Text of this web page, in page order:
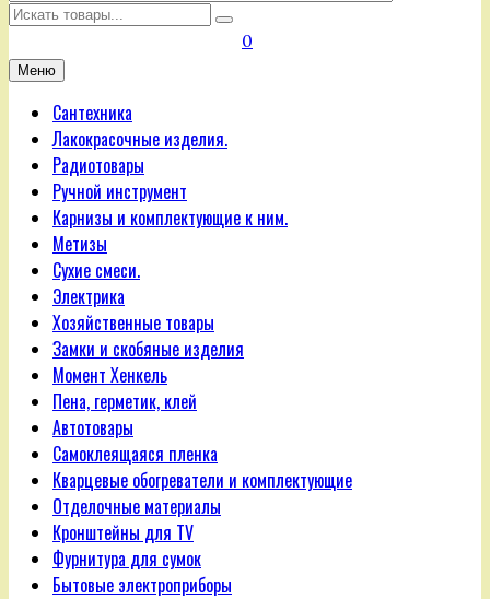
Искать
0
Меню
Сантехника
Лакокрасочные изделия.
Радиотовары
Ручной инструмент
Карнизы и комплектующие к ним.
Метизы
Сухие смеси.
Электрика
Хозяйственные товары
Замки и скобяные изделия
Момент Хенкель
Пена, герметик, клей
Автотовары
Самоклеящаяся пленка
Кварцевые обогреватели и комплектующие
Отделочные материалы
Кронштейны для TV
Фурнитура для сумок
Бытовые электроприборы